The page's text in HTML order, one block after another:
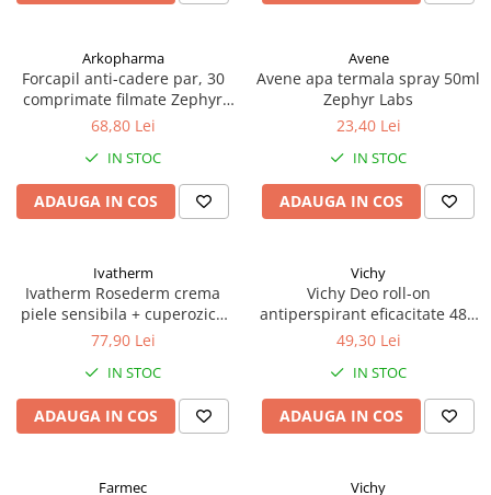
Arkopharma
Forcapil anti-cadere par, 30
comprimate filmate Zephyr
Labs
68,80 Lei
IN STOC
ADAUGA IN COS
Avene
Avene apa termala spray 50ml
Zephyr Labs
23,40 Lei
IN STOC
ADAUGA IN COS
Ivatherm
Ivatherm Rosederm crema
piele sensibila + cuperozica
SPF30 40ml Zephyr Labs
77,90 Lei
IN STOC
ADAUGA IN COS
Vichy
Vichy Deo roll-on
antiperspirant eficacitate 48h
cu parfum 50ml Zephyr Labs
49,30 Lei
IN STOC
ADAUGA IN COS
Farmec Vichy